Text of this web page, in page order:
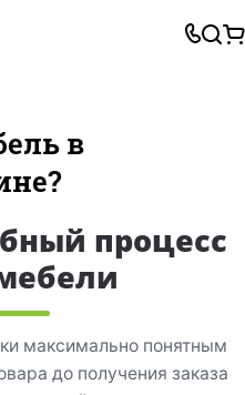
в
процесс
максимально понятным
до получения заказа